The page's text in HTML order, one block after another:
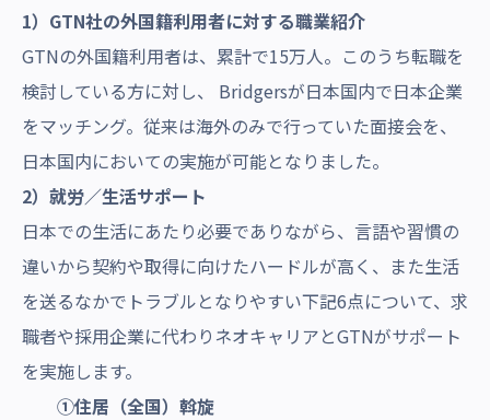
1）GTN社の外国籍利用者に対する職業紹介
GTNの外国籍利用者は、累計で15万人。このうち転職を
検討している方に対し、 Bridgersが日本国内で日本企業
をマッチング。従来は海外のみで行っていた面接会を、
日本国内においての実施が可能となりました。
2）就労／生活サポート
日本での生活にあたり必要でありながら、言語や習慣の
違いから契約や取得に向けたハードルが高く、また生活
を送るなかでトラブルとなりやすい下記6点について、求
職者や採用企業に代わりネオキャリアとGTNがサポート
を実施します。
①住居（全国）斡旋